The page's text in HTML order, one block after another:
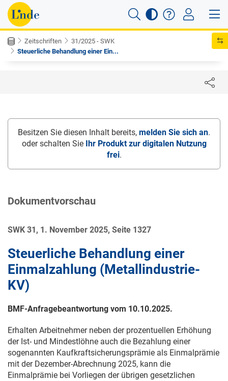
Zeitschriften
31/2025 - SWK
Steuerliche Behandlung einer Ein...
Besitzen Sie diesen Inhalt bereits, melden Sie sich an.
oder schalten Sie Ihr Produkt zur digitalen Nutzung
frei.
Dokumentvorschau
SWK 31, 1. November 2025, Seite 1327
Steuerliche Behandlung einer
Einmalzahlung (Metallindustrie-
KV)
BMF-Anfragebeantwortung vom 10.10.2025.
Erhalten Arbeitnehmer neben der prozentuellen Erhöhung
der Ist- und Mindestlöhne auch die Bezahlung einer
sogenannten Kaufkraftsicherungsprämie als Einmalprämie
mit der Dezember-Abrechnung 2025, kann die
Einmalprämie bei Vorliegen der übrigen gesetzlichen